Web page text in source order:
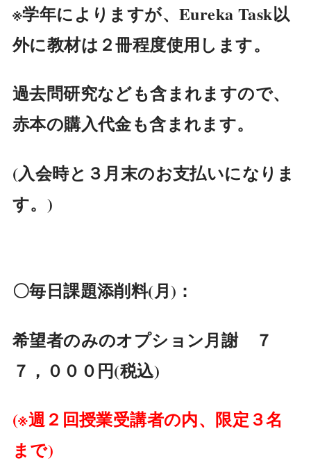
※学年によりますが、Eureka Task以
外に教材は２冊程度使用します。
過去問研究なども含まれますので、
赤本の購入代金も含まれます。
(入会時と３月末のお支払いになりま
す。)
〇毎日課題添削料(月)：
希望者のみのオプション月謝 ７
７，０００円(税込)
(※週２回授業受講者の内、限定３名
まで)